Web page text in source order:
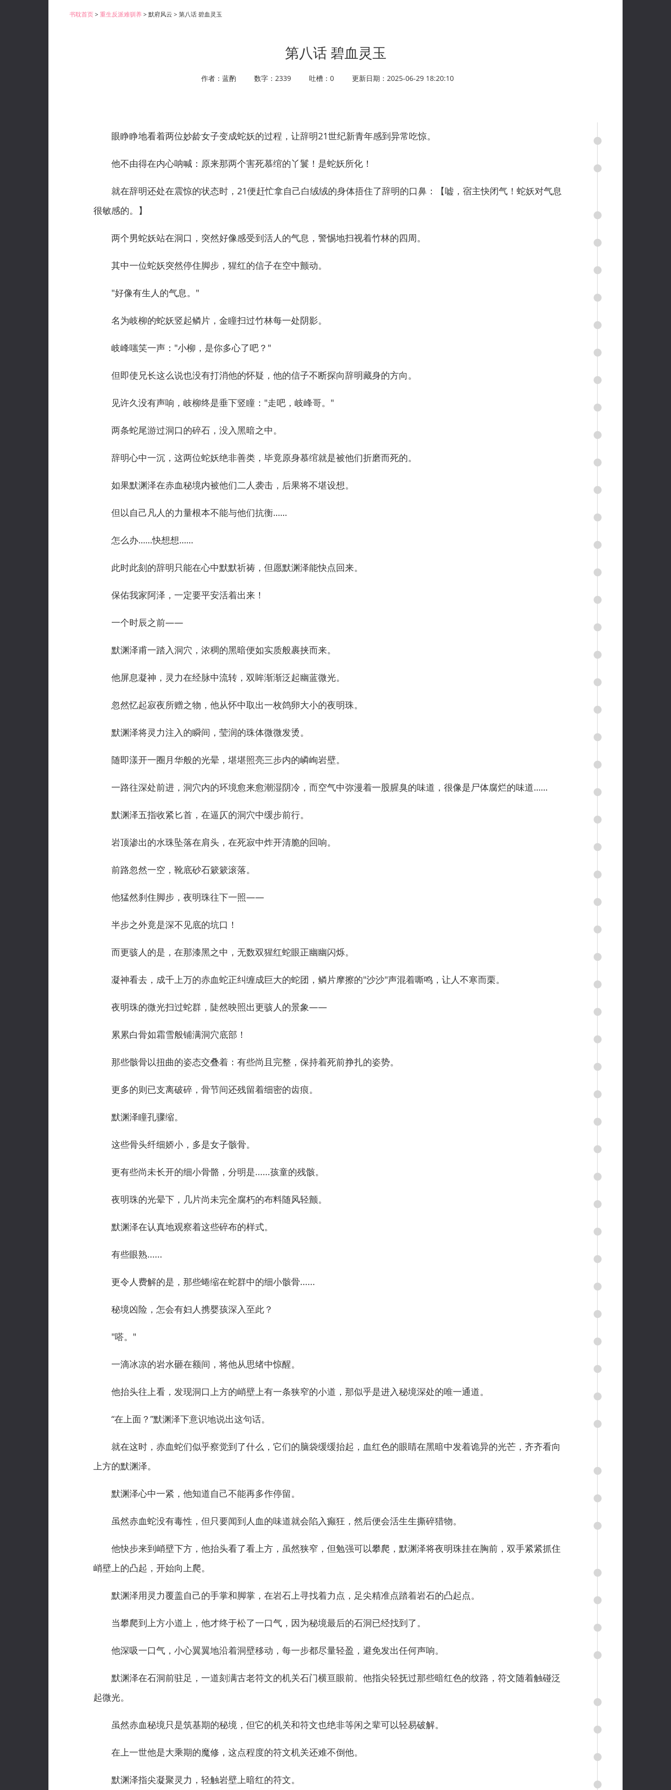
书耽首页>重生反派难驯养> 默府风云 > 第八话 碧血灵玉
第八话 碧血灵玉
作者：蓝酌 数字：2339 吐槽：0 更新日期：2025-06-29 18:20:10
眼睁睁地看着两位妙龄女子变成蛇妖的过程，让辞明21世纪新青年感到异常吃惊。
他不由得在内心呐喊：原来那两个害死慕绾的丫鬟！是蛇妖所化！
就在辞明还处在震惊的状态时，21便赶忙拿自己白绒绒的身体捂住了辞明的口鼻：【嘘，宿主快闭气！蛇妖对气息
很敏感的。】
两个男蛇妖站在洞口，突然好像感受到活人的气息，警惕地扫视着竹林的四周。
其中一位蛇妖突然停住脚步，猩红的信子在空中颤动。
"好像有生人的气息。"
名为岐柳的蛇妖竖起鳞片，金瞳扫过竹林每一处阴影。
岐峰嗤笑一声："小柳，是你多心了吧？"
但即使兄长这么说也没有打消他的怀疑，他的信子不断探向辞明藏身的方向。
见许久没有声响，岐柳终是垂下竖瞳："走吧，岐峰哥。"
两条蛇尾游过洞口的碎石，没入黑暗之中。
辞明心中一沉，这两位蛇妖绝非善类，毕竟原身慕绾就是被他们折磨而死的。
如果默渊泽在赤血秘境内被他们二人袭击，后果将不堪设想。
但以自己凡人的力量根本不能与他们抗衡……
怎么办……快想想……
此时此刻的辞明只能在心中默默祈祷，但愿默渊泽能快点回来。
保佑我家阿泽，一定要平安活着出来！
一个时辰之前——
默渊泽甫一踏入洞穴，浓稠的黑暗便如实质般裹挟而来。
他屏息凝神，灵力在经脉中流转，双眸渐渐泛起幽蓝微光。
忽然忆起寂夜所赠之物，他从怀中取出一枚鸽卵大小的夜明珠。
默渊泽将灵力注入的瞬间，莹润的珠体微微发烫。
随即漾开一圈月华般的光晕，堪堪照亮三步内的嶙峋岩壁。
一路往深处前进，洞穴内的环境愈来愈潮湿阴冷，而空气中弥漫着一股腥臭的味道，很像是尸体腐烂的味道……
默渊泽五指收紧匕首，在逼仄的洞穴中缓步前行。
岩顶渗出的水珠坠落在肩头，在死寂中炸开清脆的回响。
前路忽然一空，靴底砂石簌簌滚落。
他猛然刹住脚步，夜明珠往下一照——
半步之外竟是深不见底的坑口！
而更骇人的是，在那漆黑之中，无数双猩红蛇眼正幽幽闪烁。
凝神看去，成千上万的赤血蛇正纠缠成巨大的蛇团，鳞片摩擦的"沙沙"声混着嘶鸣，让人不寒而栗。
夜明珠的微光扫过蛇群，陡然映照出更骇人的景象——
累累白骨如霜雪般铺满洞穴底部！
那些骸骨以扭曲的姿态交叠着：有些尚且完整，保持着死前挣扎的姿势。
更多的则已支离破碎，骨节间还残留着细密的齿痕。
默渊泽瞳孔骤缩。
这些骨头纤细娇小，多是女子骸骨。
更有些尚未长开的细小骨骼，分明是......孩童的残骸。
夜明珠的光晕下，几片尚未完全腐朽的布料随风轻颤。
默渊泽在认真地观察着这些碎布的样式。
有些眼熟......
更令人费解的是，那些蜷缩在蛇群中的细小骸骨......
秘境凶险，怎会有妇人携婴孩深入至此？
"嗒。"
一滴冰凉的岩水砸在额间，将他从思绪中惊醒。
他抬头往上看，发现洞口上方的峭壁上有一条狭窄的小道，那似乎是进入秘境深处的唯一通道。
“在上面？”默渊泽下意识地说出这句话。
就在这时，赤血蛇们似乎察觉到了什么，它们的脑袋缓缓抬起，血红色的眼睛在黑暗中发着诡异的光芒，齐齐看向
上方的默渊泽。
默渊泽心中一紧，他知道自己不能再多作停留。
虽然赤血蛇没有毒性，但只要闻到人血的味道就会陷入癫狂，然后便会活生生撕碎猎物。
他快步来到峭壁下方，他抬头看了看上方，虽然狭窄，但勉强可以攀爬，默渊泽将夜明珠挂在胸前，双手紧紧抓住
峭壁上的凸起，开始向上爬。
默渊泽用灵力覆盖自己的手掌和脚掌，在岩石上寻找着力点，足尖精准点踏着岩石的凸起点。
当攀爬到上方小道上，他才终于松了一口气，因为秘境最后的石洞已经找到了。
他深吸一口气，小心翼翼地沿着洞壁移动，每一步都尽量轻盈，避免发出任何声响。
默渊泽在石洞前驻足，一道刻满古老符文的机关石门横亘眼前。他指尖轻抚过那些暗红色的纹路，符文随着触碰泛
起微光。
虽然赤血秘境只是筑基期的秘境，但它的机关和符文也绝非等闲之辈可以轻易破解。
在上一世他是大乘期的魔修，这点程度的符文机关还难不倒他。
默渊泽指尖凝聚灵力，轻触岩壁上暗红的符文。